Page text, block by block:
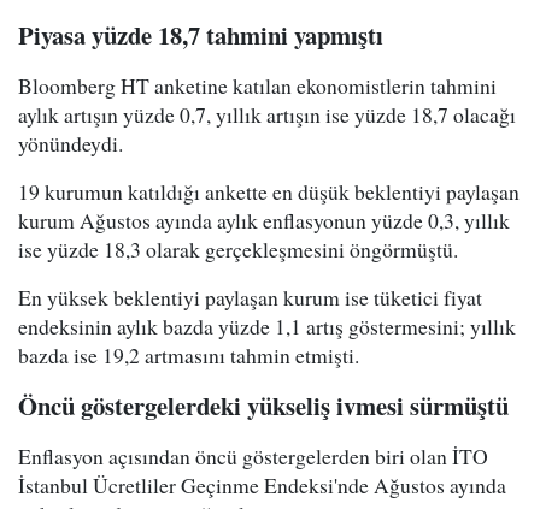
Piyasa yüzde 18,7 tahmini yapmıştı
Bloomberg HT anketine katılan ekonomistlerin tahmini
aylık artışın yüzde 0,7, yıllık artışın ise yüzde 18,7 olacağı
yönündeydi.
19 kurumun katıldığı ankette en düşük beklentiyi paylaşan
kurum Ağustos ayında aylık enflasyonun yüzde 0,3, yıllık
ise yüzde 18,3 olarak gerçekleşmesini öngörmüştü.
En yüksek beklentiyi paylaşan kurum ise tüketici fiyat
endeksinin aylık bazda yüzde 1,1 artış göstermesini; yıllık
bazda ise 19,2 artmasını tahmin etmişti.
Öncü göstergelerdeki yükseliş ivmesi sürmüştü
Enflasyon açısından öncü göstergelerden biri olan İTO
İstanbul Ücretliler Geçinme Endeksi'nde Ağustos ayında